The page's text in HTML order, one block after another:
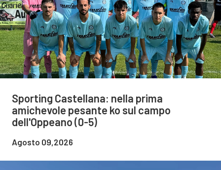
Sporting Castellana: nella prima
amichevole pesante ko sul campo
dell'Oppeano (0-5)
Agosto 09,2026